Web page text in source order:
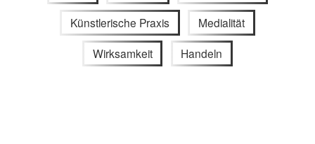
Künstlerische Praxis Medialität
Wirksamkeit Handeln